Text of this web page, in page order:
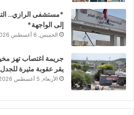
*مستشفى الرازي..
إلى الواجهة*
الخميس, 6 أغسطس 2026 - 11:30 م
جريمة اغتصاب تهز
يقر عقوبة مثيرة
الأربعاء, 5 أغسطس 2026 - 8:15 م